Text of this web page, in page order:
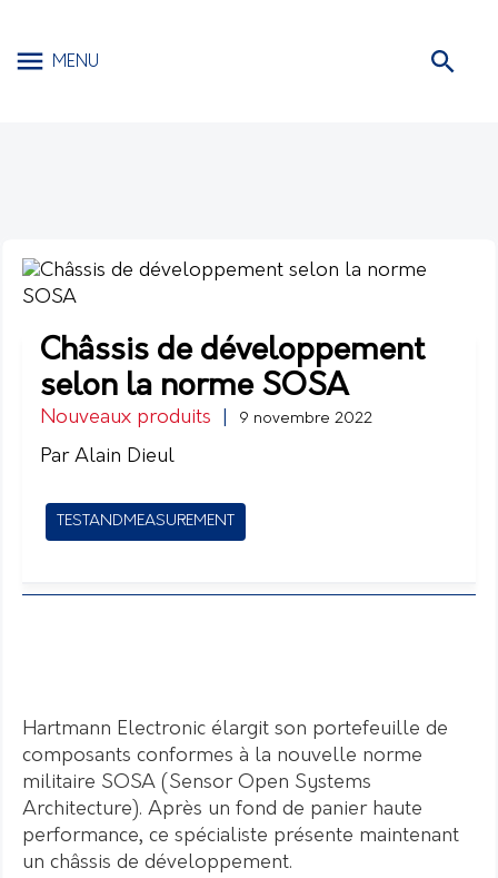
MENU
Châssis de développement
selon la norme SOSA
Nouveaux produits 9 novembre 2022
Par Alain Dieul
TESTANDMEASUREMENT
Hartmann Electronic élargit son portefeuille de
composants conformes à la nouvelle norme
militaire SOSA (Sensor Open Systems
Architecture). Après un fond de panier haute
performance, ce spécialiste présente maintenant
un châssis de développement.